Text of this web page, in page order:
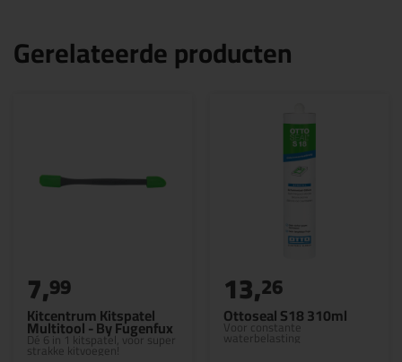
Gerelateerde producten
Kitcentrum Kitspatel
Multitool - By Fugenfux
Dé 6 in 1 kitspatel, voor super
strakke kitvoegen!
7,99
Ottoseal S18 310ml
Voor constante
waterbelasting
13,26